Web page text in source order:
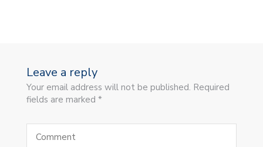
Leave a reply
Your email address will not be published. Required
fields are marked *